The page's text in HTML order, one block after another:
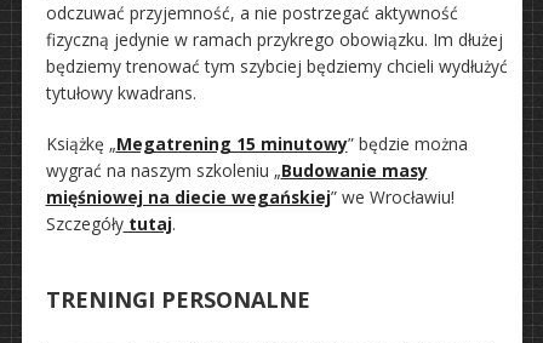
odczuwać przyjemność, a nie postrzegać aktywność
fizyczną jedynie w ramach przykrego obowiązku. Im dłużej
będziemy trenować tym szybciej będziemy chcieli wydłużyć
tytułowy kwadrans.
Książkę „Megatrening 15 minutowy” będzie można
wygrać na naszym szkoleniu „Budowanie masy
mięśniowej na diecie wegańskiej” we Wrocławiu!
Szczegółytutaj.
TRENINGI PERSONALNE